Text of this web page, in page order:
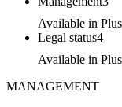
Available in
Legal status4
Available in
MANAGEMENT